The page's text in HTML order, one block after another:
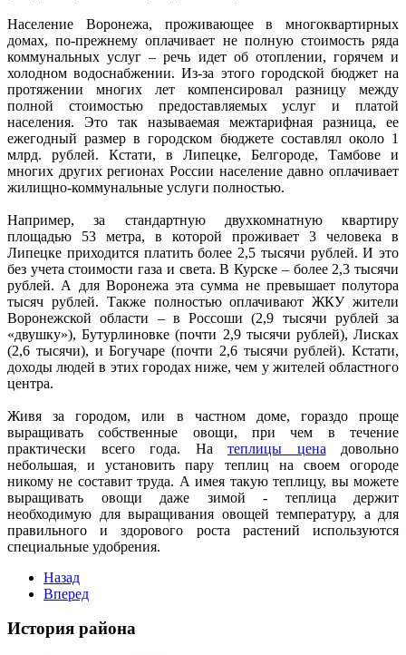
Население Воронежа, проживающее в многоквартирных
домах, по-прежнему оплачивает не полную стоимость ряда
коммунальных услуг – речь идет об отоплении, горячем и
холодном водоснабжении. Из-за этого городской бюджет на
протяжении многих лет компенсировал разницу между
полной стоимостью предоставляемых услуг и платой
населения. Это так называемая межтарифная разница, ее
ежегодный размер в городском бюджете составлял около 1
млрд. рублей. Кстати, в Липецке, Белгороде, Тамбове и
многих других регионах России население давно оплачивает
жилищно-коммунальные услуги полностью.
Например, за стандартную двухкомнатную квартиру
площадью 53 метра, в которой проживает 3 человека в
Липецке приходится платить более 2,5 тысячи рублей. И это
без учета стоимости газа и света. В Курске – более 2,3 тысячи
рублей. А для Воронежа эта сумма не превышает полутора
тысяч рублей. Также полностью оплачивают ЖКУ жители
Воронежской области – в Россоши (2,9 тысячи рублей за
«двушку»), Бутурлиновке (почти 2,9 тысячи рублей), Лисках
(2,6 тысячи), и Богучаре (почти 2,6 тысячи рублей). Кстати,
доходы людей в этих городах ниже, чем у жителей областного
центра.
Живя за городом, или в частном доме, гораздо проще
выращивать собственные овощи, при чем в течение
практически всего года. На теплицы цена довольно
небольшая, и установить пару теплиц на своем огороде
никому не составит труда. А имея такую теплицу, вы можете
выращивать овощи даже зимой - теплица держит
необходимую для выращивания овощей температуру, а для
правильного и здорового роста растений используются
специальные удобрения.
Назад
Вперед
История района